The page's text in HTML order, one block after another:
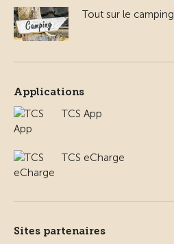
Tout sur le camping
Applications
TCS App
TCS eCharge
Sites partenaires